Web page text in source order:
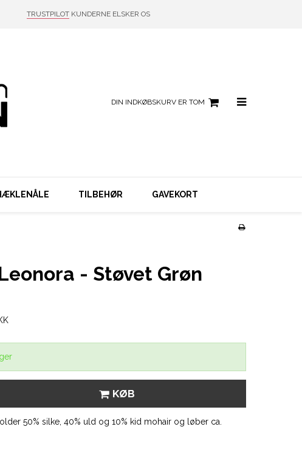
TRUSTPILOTKUNDERNE ELSKER OS
DIN INDKØBSKURV ER TOM
TILBEHØR GAVEKORT
- Støvet Grøn
KØB
50% silke, 40% uld og 10% kid mohair og løber ca.